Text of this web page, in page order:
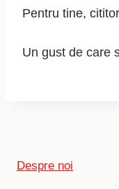
Pentru tine,
Un gust de care
Despre noi